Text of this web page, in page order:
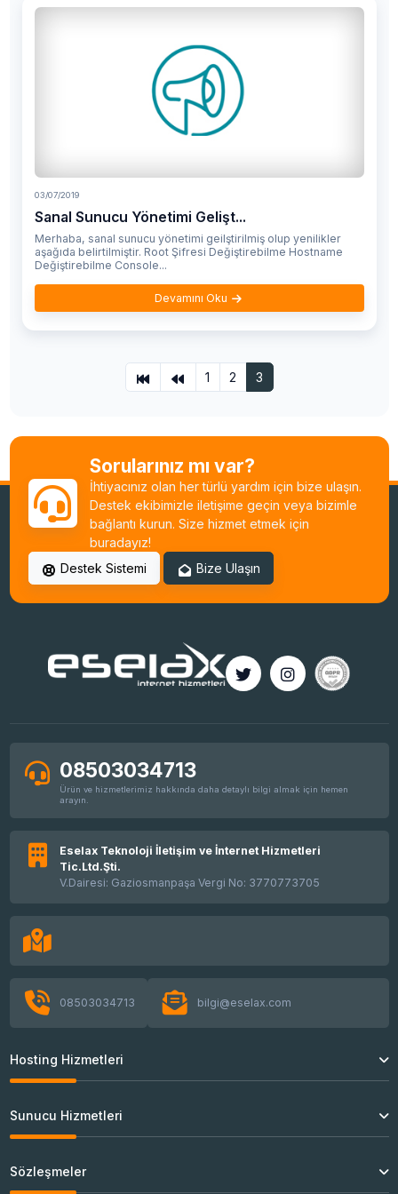
03/07/2019
Sanal Sunucu Yönetimi Gelişt...
Merhaba, sanal sunucu yönetimi geilştirilmiş olup yenilikler
aşağıda belirtilmiştir. Root Şifresi Değiştirebilme Hostname
Değiştirebilme Console...
Devamını Oku
1 2 3
Sorularınız mı var?
İhtiyacınız olan her türlü yardım için bize ulaşın.
Destek ekibimizle iletişime geçin veya bizimle
bağlantı kurun. Size hizmet etmek için
buradayız!
Destek Sistemi
Bize Ulaşın
08503034713
Ürün ve hizmetlerimiz hakkında daha detaylı bilgi almak için hemen
arayın.
Eselax Teknoloji İletişim ve İnternet Hizmetleri
Tic.Ltd.Şti.
V.Dairesi: Gaziosmanpaşa Vergi No: 3770773705
08503034713 bilgi@eselax.com
Hosting Hizmetleri
Sunucu Hizmetleri
Sözleşmeler